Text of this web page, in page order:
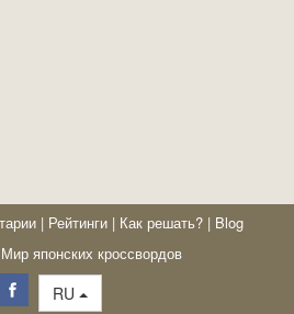
| Рейтинги | Как решать? | Blog
японских кроссвордов
RU